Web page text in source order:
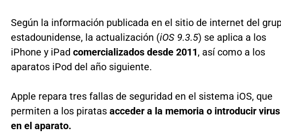
Según la información publicada en el sitio de internet del
estadounidense, la actualización (iOS 9.3.5) se aplica a los
iPhone y iPad comercializados desde 2011, así como a los
aparatos iPod del año siguiente.
Apple repara tres fallas de seguridad en el sistema iOS, que
permiten a los piratas acceder a la memoria o introducir virus
en el aparato.